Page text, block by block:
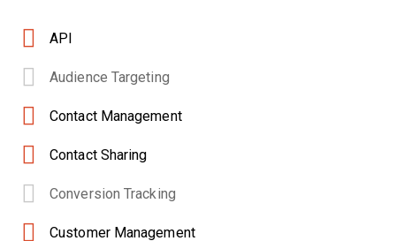
API
Audience Targeting
Contact Management
Contact Sharing
Conversion Tracking
Customer Management